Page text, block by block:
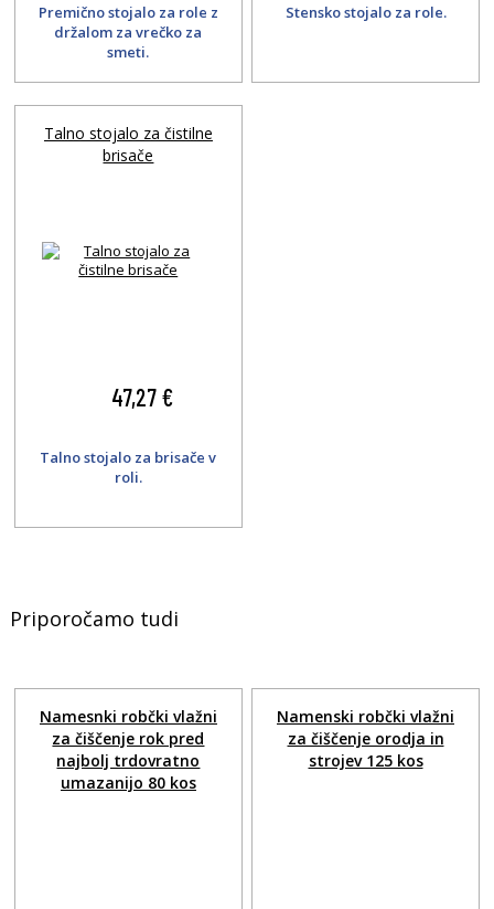
Premično stojalo za role z
držalom za vrečko za
smeti.
Stensko stojalo za role.
Talno stojalo za čistilne
brisače
47,27 €
Talno stojalo za brisače v
roli.
Priporočamo tudi
Namesnki robčki vlažni
za čiščenje rok pred
najbolj trdovratno
umazanijo 80 kos
Namenski robčki vlažni
za čiščenje orodja in
strojev 125 kos